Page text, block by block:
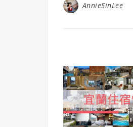
AnnieSinLee